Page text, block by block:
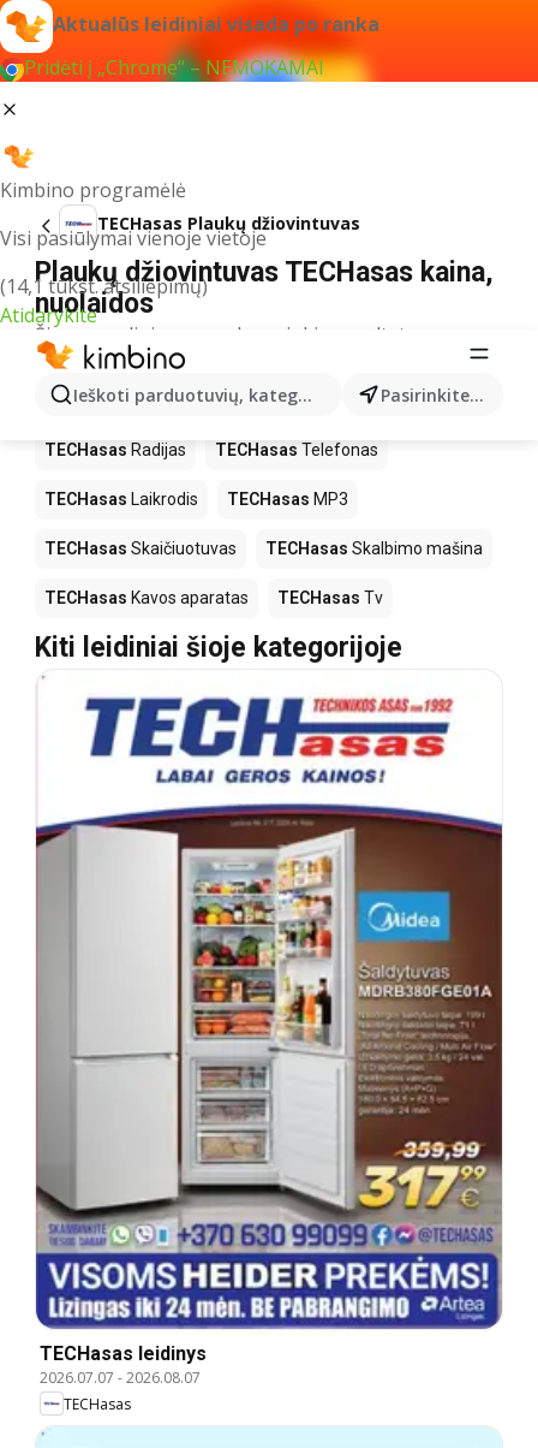
Aktualūs leidiniai visada po ranka
Pridėti į „Chrome“ – NEMOKAMAI
Kimbino programėlė
Visi pasiūlymai vienoje vietoje
(14,1 tūkst. atsiliepimų)
Atidarykite
Ieškoti parduotuvių, kategorijų, produktų... Pasirinkite miestą
TECHasas Plaukų džiovintuvas
Plaukų džiovintuvas TECHasas kaina,
nuolaidos
Šiuo pavadinimu neradome jokių rezultatų
Kiti produktai parduotuvėse
TECHasas
TECHasas Radijas TECHasas Telefonas
TECHasas Laikrodis TECHasas MP3
TECHasas Skaičiuotuvas TECHasas Skalbimo mašina
TECHasas Kavos aparatas TECHasas Tv
Kiti leidiniai šioje kategorijoje
TECHasas leidinys
2026.07.07 -2026.08.07
TECHasas